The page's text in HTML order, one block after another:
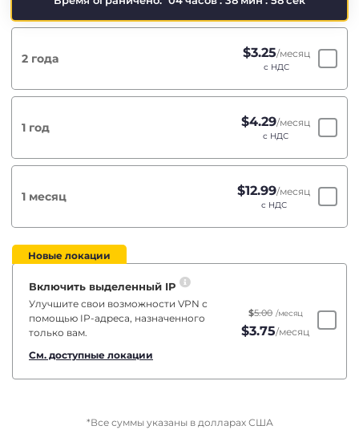
2 года $3.25/месяц
с НДС
1 год $4.29/месяц
с НДС
1 месяц $12.99/месяц
с НДС
Новые локации
Включить выделенный IP
Улучшите свои возможности VPN с
помощью IP-адреса, назначенного
только вам.
См. доступные локации
$5.00 /месяц
$3.75/месяц
*Все суммы указаны в долларах США